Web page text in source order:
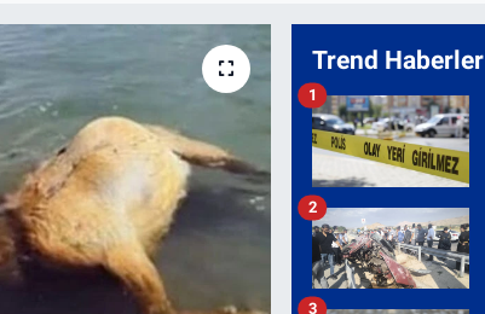
Trend Haberler
1
2
3